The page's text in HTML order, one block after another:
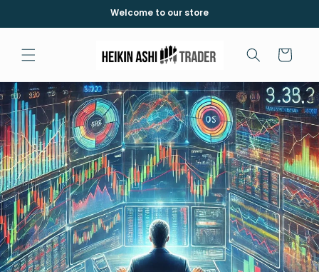
Inhalt
Welcome to our store
Warenkorb